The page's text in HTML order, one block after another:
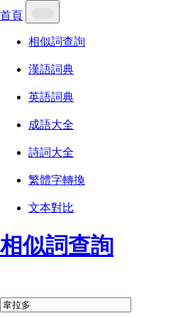
首頁
相似詞查詢
漢語詞典
英語詞典
成語大全
詩詞大全
繁體字轉換
文本對比
相似詞查詢